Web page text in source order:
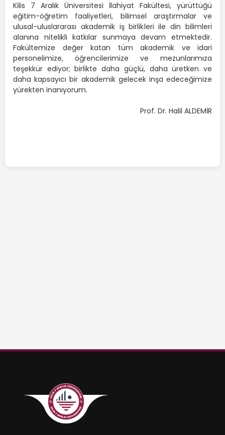
Kilis 7 Aralık Üniversitesi İlahiyat Fakültesi, yürüttüğü
eğitim-öğretim faaliyetleri, bilimsel araştırmalar ve
ulusal-uluslararası akademik iş birlikleri ile din bilimleri
alanına nitelikli katkılar sunmaya devam etmektedir.
Fakültemize değer katan tüm akademik ve idari
personelimize, öğrencilerimize ve mezunlarımıza
teşekkür ediyor; birlikte daha güçlü, daha üretken ve
daha kapsayıcı bir akademik gelecek inşa edeceğimize
yürekten inanıyorum.
Prof. Dr. Halil ALDEMİR